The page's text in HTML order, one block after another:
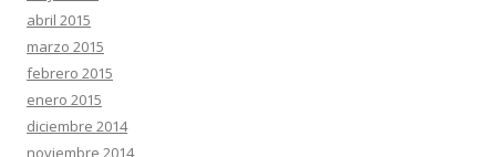
abril 2015
marzo 2015
febrero 2015
enero 2015
diciembre 2014
noviembre 2014